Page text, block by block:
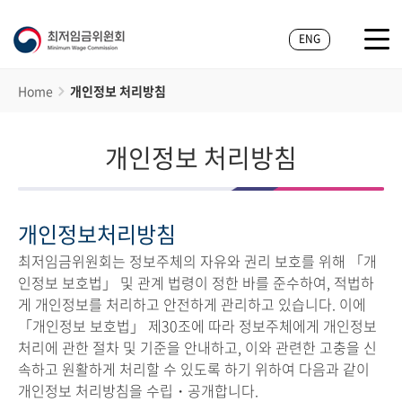
ENG
Home 개인정보 처리방침
개인정보 처리방침
개인정보처리방침
최저임금위원회는 정보주체의 자유와 권리 보호를 위해 「개
인정보 보호법」 및 관계 법령이 정한 바를 준수하여, 적법하
게 개인정보를 처리하고 안전하게 관리하고 있습니다. 이에
「개인정보 보호법」 제30조에 따라 정보주체에게 개인정보
처리에 관한 절차 및 기준을 안내하고, 이와 관련한 고충을 신
속하고 원활하게 처리할 수 있도록 하기 위하여 다음과 같이
개인정보 처리방침을 수립・공개합니다.